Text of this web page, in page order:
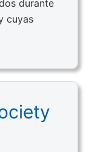
durante
cuyas